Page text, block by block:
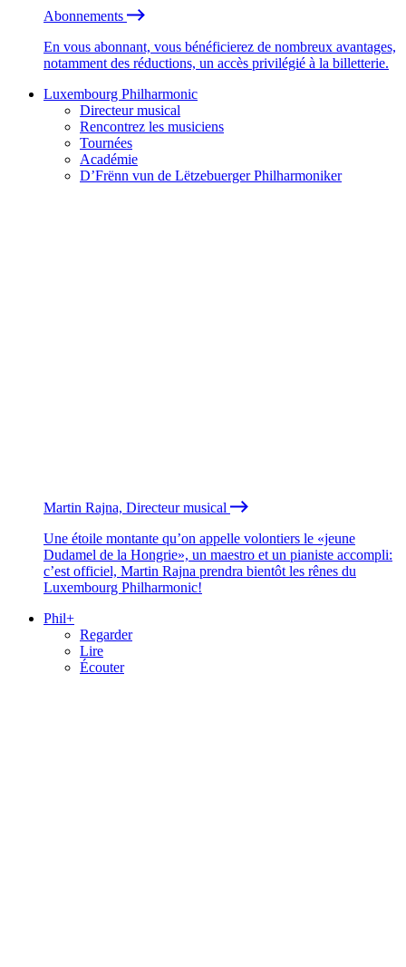
Abonnements
En vous abonnant, vous bénéficierez de nombreux avantages,
notamment des réductions, un accès privilégié à la billetterie.
Luxembourg Philharmonic
Directeur musical
Rencontrez les musiciens
Tournées
Académie
D’Frënn vun de Lëtzebuerger Philharmoniker
Martin Rajna, Directeur musical
Une étoile montante qu’on appelle volontiers le «jeune
Dudamel de la Hongrie», un maestro et un pianiste accompli:
c’est officiel, Martin Rajna prendra bientôt les rênes du
Luxembourg Philharmonic!
Phil+
Regarder
Lire
Écouter